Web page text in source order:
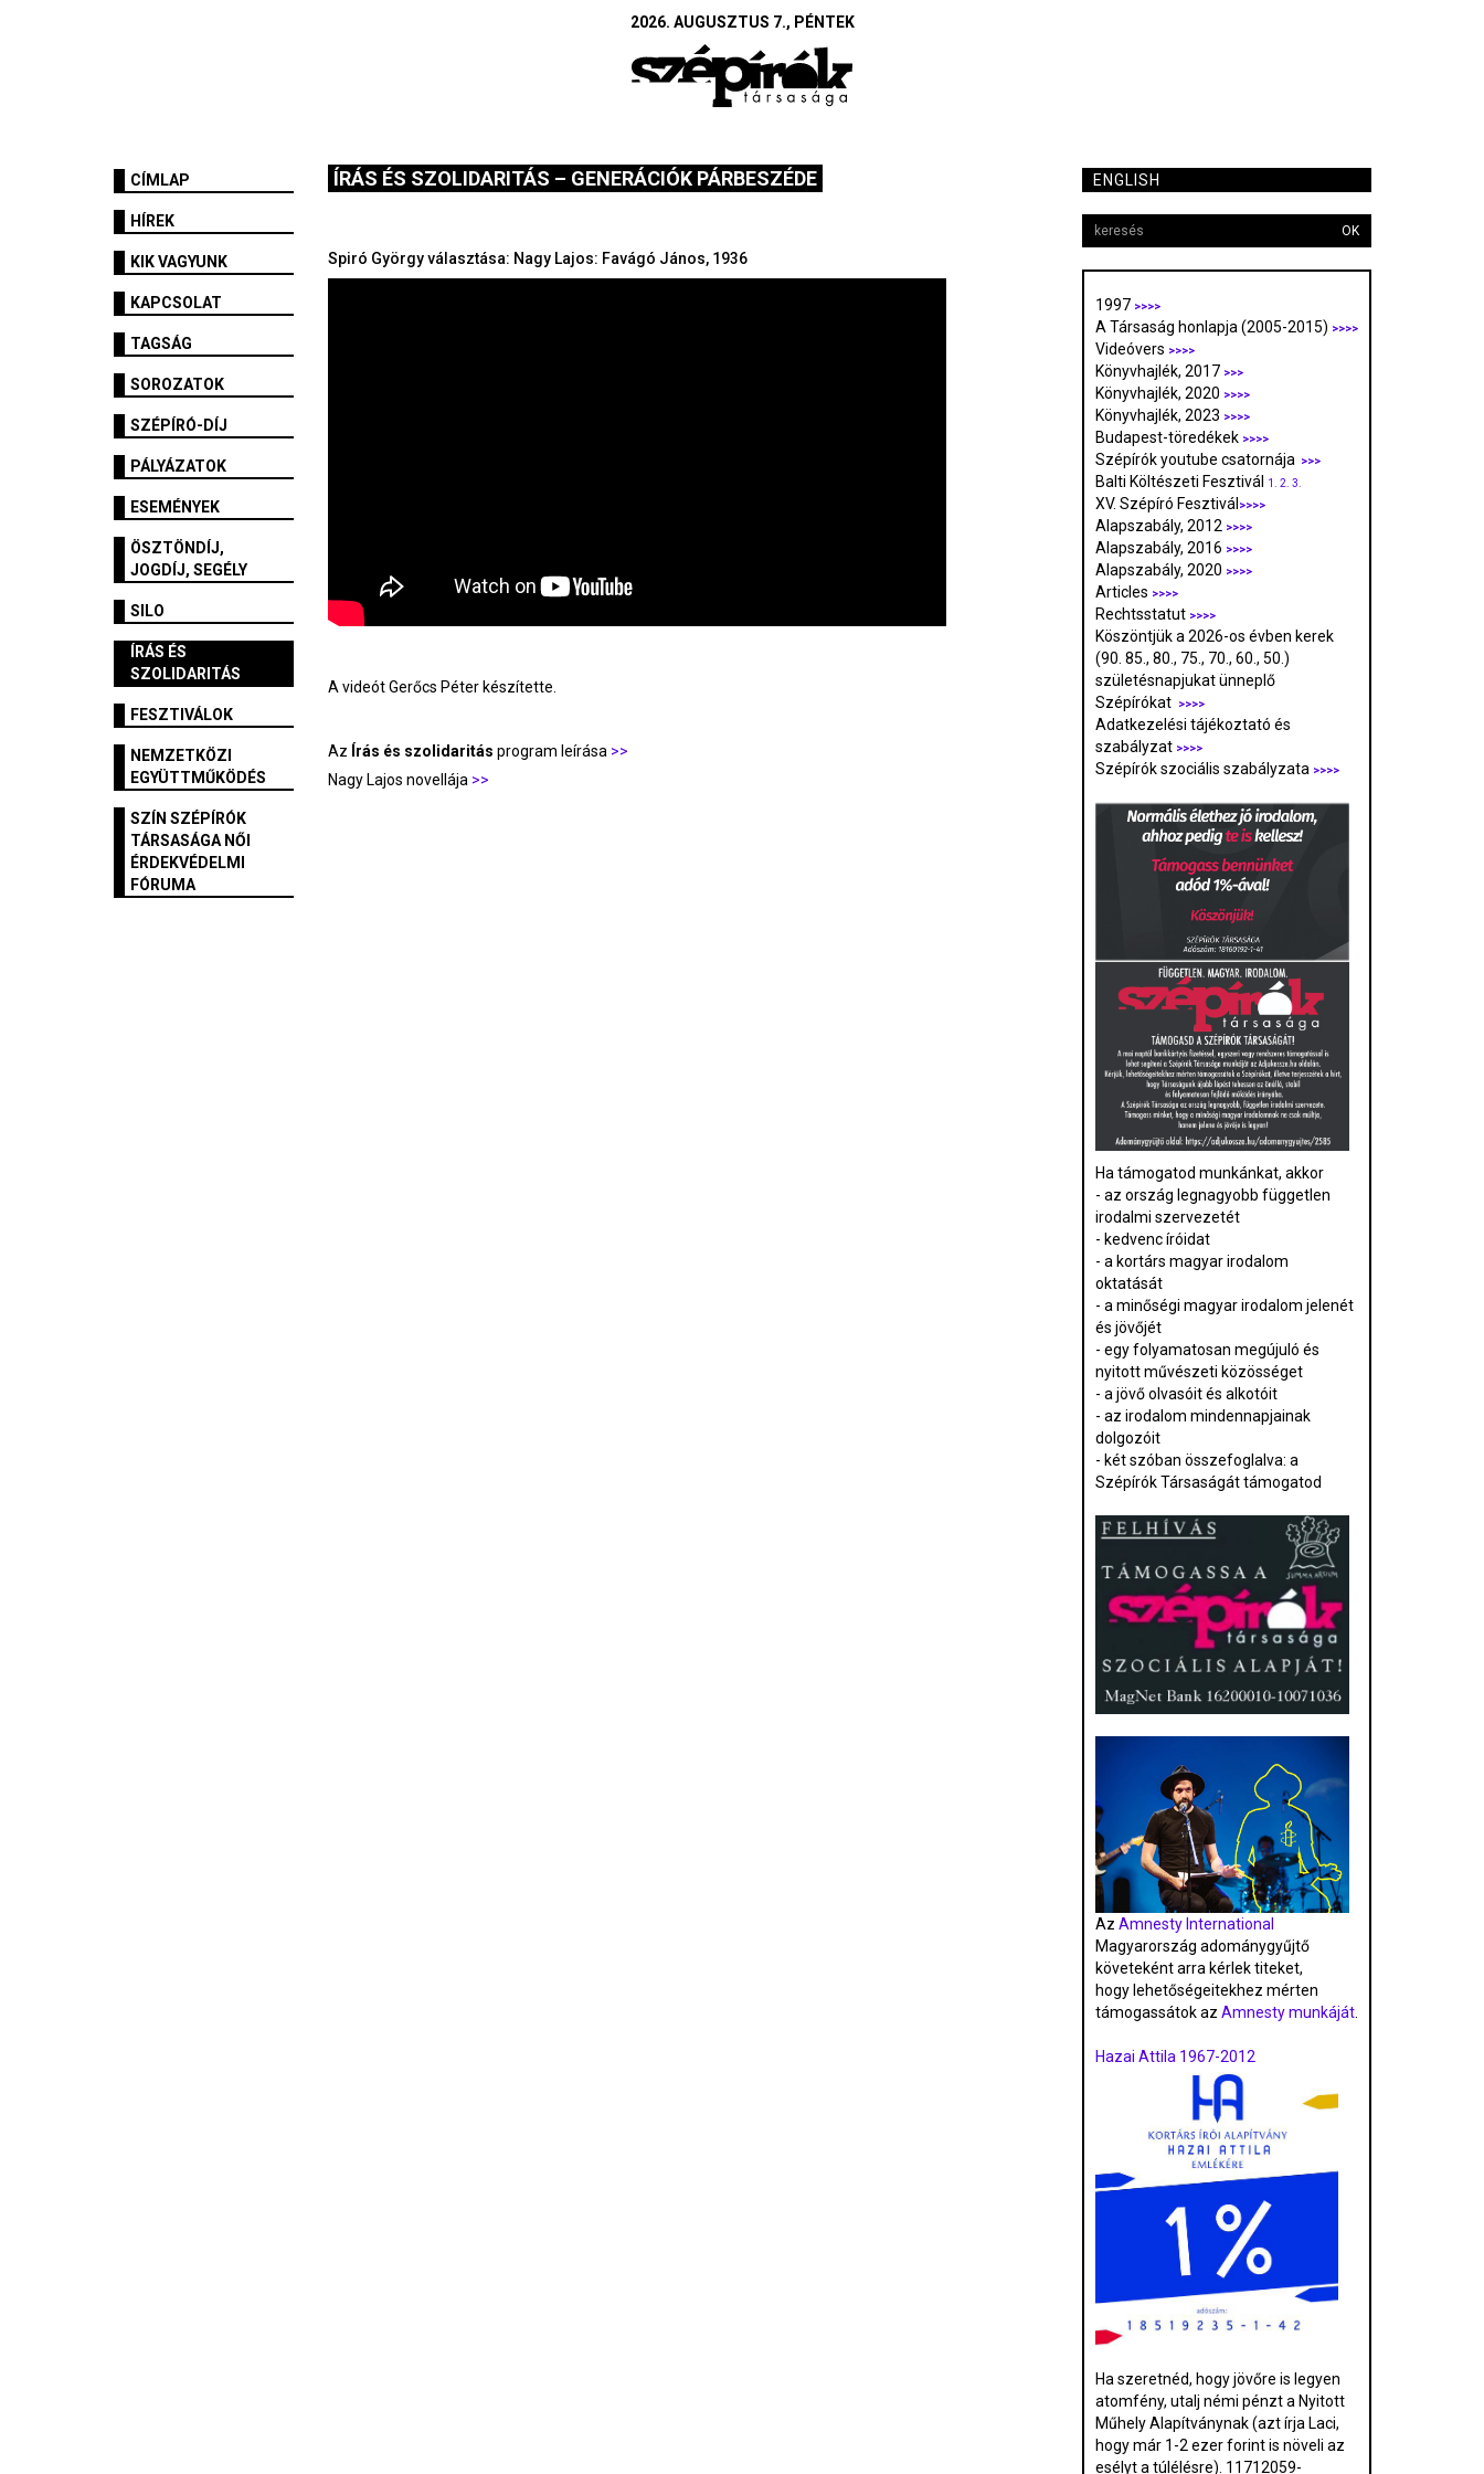
2026. AUGUSZTUS 7., PÉNTEK
CÍMLAP
HÍREK
KIK VAGYUNK
KAPCSOLAT
TAGSÁG
SOROZATOK
SZÉPÍRÓ-DÍJ
PÁLYÁZATOK
ESEMÉNYEK
ÖSZTÖNDÍJ,
JOGDÍJ, SEGÉLY
SILO
ÍRÁS ÉS
SZOLIDARITÁS
FESZTIVÁLOK
NEMZETKÖZI
EGYÜTTMŰKÖDÉS
SZÍN SZÉPÍRÓK
TÁRSASÁGA NŐI
ÉRDEKVÉDELMI
FÓRUMA
ÍRÁS ÉS SZOLIDARITÁS – GENERÁCIÓK PÁRBESZÉDE
Spiró György választása: Nagy Lajos: Favágó János, 1936
A videót Gerőcs Péter készítette.
Az Írás és szolidaritás program leírása >>
Nagy Lajos novellája >>
ENGLISH
OK
1997 >>>>
A Társaság honlapja (2005-2015) >>>>
Videóvers >>>>
Könyvhajlék, 2017 >>>
Könyvhajlék, 2020 >>>>
Könyvhajlék, 2023 >>>>
Budapest-töredékek >>>>
Szépírók youtube csatornája >>>
Balti Költészeti Fesztivál 1. 2. 3.
XV. Szépíró Fesztivál >>>>
Alapszabály, 2012 >>>>
Alapszabály, 2016 >>>>
Alapszabály, 2020 >>>>
Articles >>>>
Rechtsstatut >>>>
Köszöntjük a 2026-os évben kerek
(90. 85., 80., 75., 70., 60., 50.)
születésnapjukat ünneplő
Szépírókat
>>>>
Adatkezelési tájékoztató és
szabályzat >>>>
Szépírók szociális szabályzata >>>>
Ha támogatod munkánkat, akkor
- az ország legnagyobb független
irodalmi szervezetét
- kedvenc íróidat
- a kortárs magyar irodalom
oktatását
- a minőségi magyar irodalom jelenét
és jövőjét
- egy folyamatosan megújuló és
nyitott művészeti közösséget
- a jövő olvasóit és alkotóit
- az irodalom mindennapjainak
dolgozóit
- két szóban összefoglalva: a
Szépírók Társaságát támogatod
Az Amnesty International
Magyarország adománygyűjtő
követeként arra kérlek titeket,
hogy lehetőségeitekhez mérten
támogassátok az Amnesty munkáját.
Hazai Attila 1967-2012
Ha szeretnéd, hogy jövőre is legyen
atomfény, utalj némi pénzt a Nyitott
Műhely Alapítványnak (azt írja Laci,
hogy már 1-2 ezer forint is növeli az
esélyt a túlélésre). 11712059-